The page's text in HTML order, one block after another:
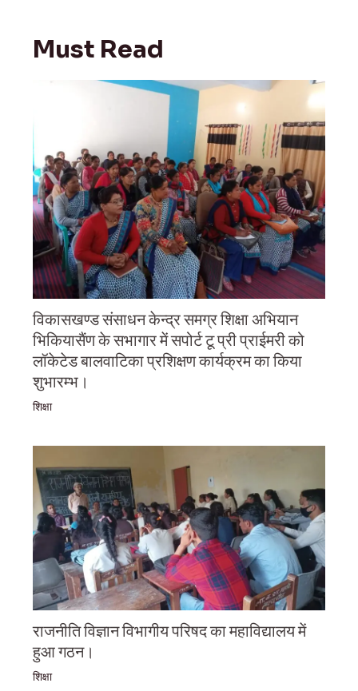
Must Read
विकासखण्ड संसाधन केन्द्र समग्र शिक्षा अभियान
भिकियासैंण के सभागार में सपोर्ट टू प्री प्राईमरी को
लॉकेटेड बालवाटिका प्रशिक्षण कार्यक्रम का किया
शुभारम्भ।
शिक्षा
राजनीति विज्ञान विभागीय परिषद का महाविद्यालय में
हुआ गठन।
शिक्षा